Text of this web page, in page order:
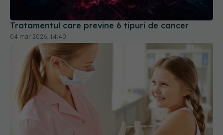
Tratamentul care previne 6 tipuri de cancer
04 mar 2026, 14:40